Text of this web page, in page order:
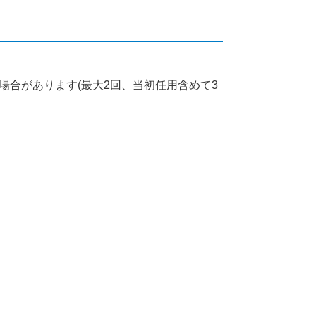
合があります(最大2回、当初任用含めて3